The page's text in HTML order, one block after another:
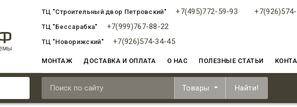
ТЦ "Строительный двор Петровский" +7(495)772-59-93
ТЦ "Бессарабка" +7(999)767-88-22
ТЦ "Новорижский" +7(926)574-34-45
МОНТАЖ ДОСТАВКА И ОПЛАТА О НАС ПОЛЕЗНЫЕ СТАТЬИ
Товары Найти!